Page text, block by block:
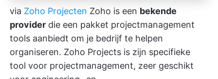
via Zoho Projecten Zoho is een bekende
provider die een pakket projectmanagement
tools aanbiedt om je bedrijf te helpen
organiseren. Zoho Projects is zijn specifieke
tool voor projectmanagement, zeer geschikt